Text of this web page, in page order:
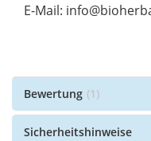
E-Mail:
Bewertung 1
Sicherheitshinweise